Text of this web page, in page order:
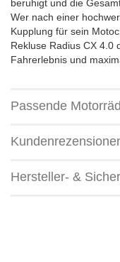
beruhigt und die
Wer nach einer
Kupplung für sein
Rekluse Radius CX 4.0
Fahrerlebnis und
Passende
Hersteller- &